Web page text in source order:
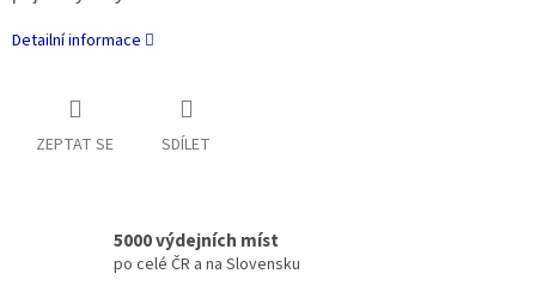
Detailní informace
ZEPTAT SE SDÍLET
5000 výdejních míst
po celé ČR a na Slovensku